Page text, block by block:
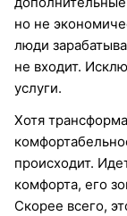
но не
люди
не входит.
услуги.
Хотя
происходит.
комфорта, его
Скорее всего,